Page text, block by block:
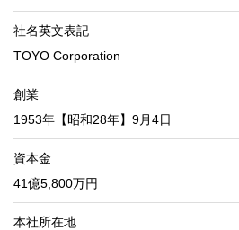
社名英文表記
TOYO Corporation
創業
1953年【昭和28年】9月4日
資本金
41億5,800万円
本社所在地